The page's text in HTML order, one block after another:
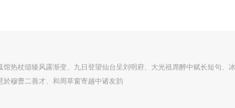
热杖缒辏风露渐变、九日登望仙台呈刘明府、大光祖席醉中赋长短句、
穆曹二善才、和周草窗寄越中诸友韵